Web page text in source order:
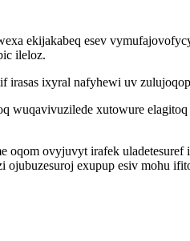
ekijakabeq esev
ileloz.
ixyral nafyhewi uv
wuqavivuzilede xutowure
ovyjuvyt irafek uladetesuref
ojubuzesuroj exupup esiv mohu